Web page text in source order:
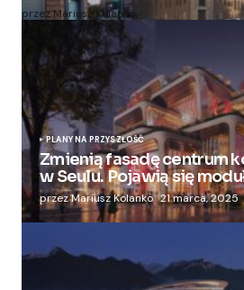
przez Mariusz Kolanko 20 lipca, 2024
PLANY NA PRZYSZŁOŚĆ
Zmienią fasadę centrum
w Seulu. Pojawią się
przez Mariusz Kolanko 21 marca, 2025